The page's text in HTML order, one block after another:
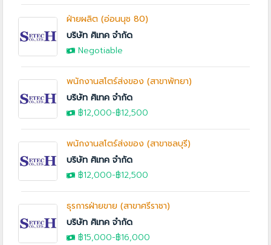
ฝ่ายผลิต (อ่อนนุช 80)
บริษัท ศิเทค จำกัด
Negotiable
พนักงานสโตร์ส่งของ (สาขาพัทยา)
บริษัท ศิเทค จำกัด
฿12,000-฿12,500
พนักงานสโตร์ส่งของ (สาขาชลบุรี)
บริษัท ศิเทค จำกัด
฿12,000-฿12,500
ธุรการฝ่ายขาย (สาขาศรีราชา)
บริษัท ศิเทค จำกัด
฿15,000-฿16,000